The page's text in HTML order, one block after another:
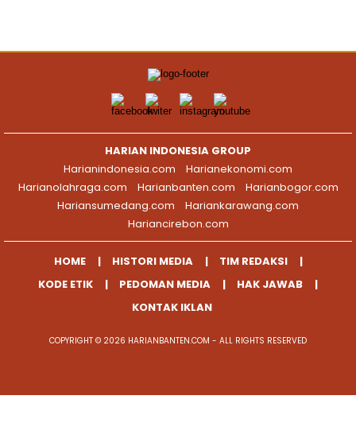
HARIAN INDONESIA GROUP
Harianindonesia.com
Harianekonomi.com
Harianolahraga.com
Harianbanten.com
Harianbogor.com
Hariansumedang.com
Hariankarawang.com
Hariancirebon.com
HOME HISTORI MEDIA
TIM REDAKSI
KODE ETIK
PEDOMAN MEDIA
HAK JAWAB
KONTAK IKLAN
COPYRIGHT © 2026 HARIANBANTEN.COM - ALL RIGHTS RESERVED